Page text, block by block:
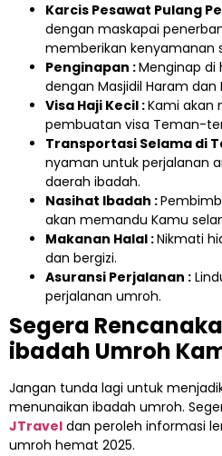
Karcis Pesawat Pulang
dengan maskapai
memberikan kenyamanan
Penginapan :Menginap
dengan Masjidil Haram dan
Visa Haji Kecil :Kami akan
pembuatan visa Teman-
Transportasi Selama di
nyaman untuk perjalanan
daerah ibadah.
Nasihat Ibadah :
akan memandu Kamu
Makanan Halal :Nikmati
dan bergizi.
Asuransi Perjalanan :
perjalanan umroh.
Segera
ibadah Umroh
Jangan tunda lagi untuk
menunaikan ibadah umroh.
JTravel dan peroleh informasi
umroh hemat 2025.